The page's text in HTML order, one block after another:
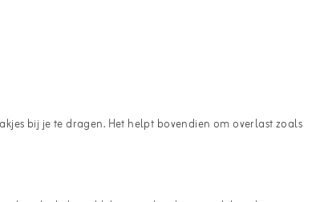
bij je te dragen. Het helpt bovendien om overlast zoals